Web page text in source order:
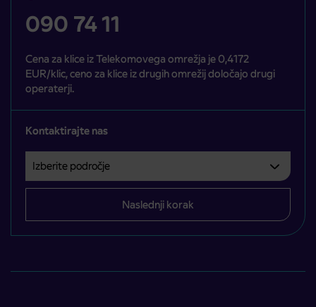
090 74 11
Cena za klice iz Telekomovega omrežja je 0,4172
EUR/klic, ceno za klice iz drugih omrežij določajo drugi
operaterji.
Kontaktirajte nas
Izberite področje
Področje je obvezno izbrati.
Naslednji korak